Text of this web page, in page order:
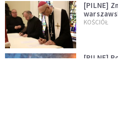
[PILNE]
wręczył
KOŚCIÓŁ
[PILNE]